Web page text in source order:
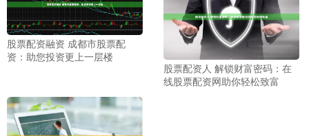
股票配资融资 成都市股票配
资：助您投资更上一层楼
股票配资人 解锁财富密码：在
线股票配资网助你轻松致富